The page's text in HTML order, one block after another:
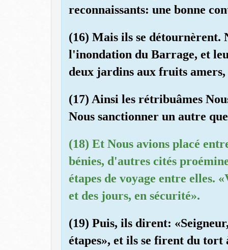
reconnaissants: une bonne
(16) Mais ils se détournèrent.
l'inondation du Barrage, et
deux jardins aux fruits
(17) Ainsi les rétribuâmes
Nous sanctionner un autre
(18) Et Nous avions placé
bénies, d'autres cités
étapes de voyage entre elles.
et des jours, en sécurité».
(19) Puis, ils dirent:
étapes», et ils se firent du tort